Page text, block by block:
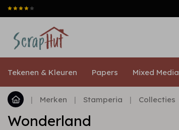
Tekenen & Kleuren Papers Mixed Media
| Merken | Stamperia | Collecties
Wonderland